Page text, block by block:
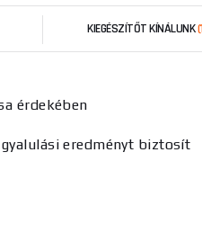
KIEGÉSZÍTŐT KÍNÁLUNK
érdekében
eredményt biztosít